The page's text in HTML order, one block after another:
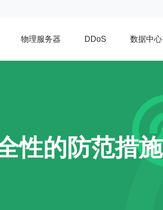
物理服务器 DDoS 数据中心
性的防范措施